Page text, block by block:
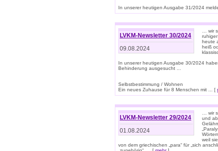
In unserer heutigen Ausgabe 31/2024
LVKM-Newsletter 30/2024
09.08.2024
… wir
heute
heiß
In unserer heutigen Ausgabe 30/2024
Behinderung ausgesucht ...
Selbstbestimmung / Wohnen
Ein neues Zuhause für 8 Menschen mit ... [
LVKM-Newsletter 29/2024
01.08.2024
… wir
und
weil
von dem griechischen „para“ für „sich